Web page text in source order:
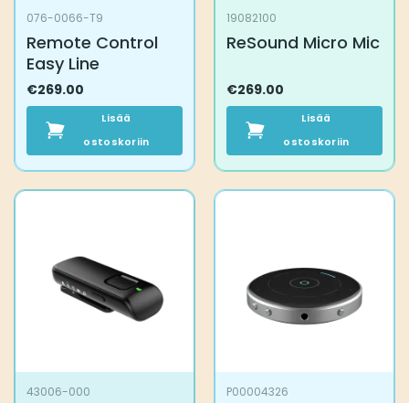
076-0066-T9
Remote Control
Easy Line
€269.00
Lisää
ostoskoriin
19082100
ReSound Micro Mic
€269.00
Lisää
ostoskoriin
43006-000 P00004326